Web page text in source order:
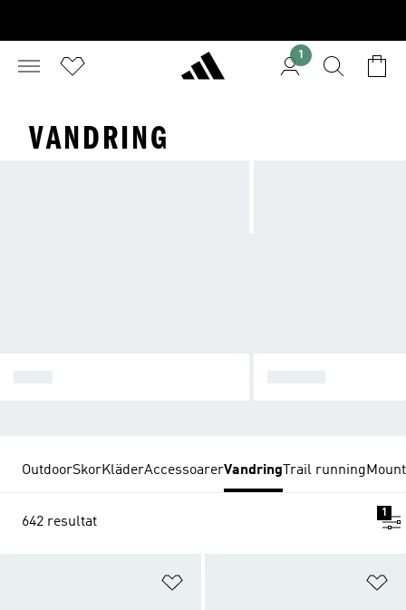
1
VANDRING
OutdoorSkorKläderAccessoarerVandring Trail running
642 resultat
1